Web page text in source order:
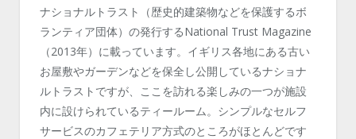
ナショナルトラスト（歴史的建築物などを保護するボ
ランティア団体）の発行するNational Trust Magazine
（2013年）に載っています。イギリス各地にある古い
お屋敷やガーデンなどを保全し公開しているナショナ
ルトラストですが、ここを訪れる楽しみの一つが施設
内に設けられているティールーム。シンプルなセルフ
サービスのカフェテリア方式のところがほとんどです